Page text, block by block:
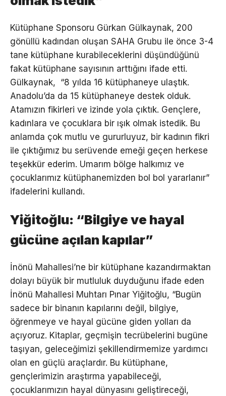
Kütüphane Sponsoru Gürkan Gülkaynak, 200
gönüllü kadından oluşan SAHA Grubu ile önce 3-4
tane kütüphane kurabileceklerini düşündüğünü
fakat kütüphane sayısının arttığını ifade etti.
Gülkaynak, “8 yılda 16 kütüphaneye ulaştık.
Anadolu’da da 15 kütüphaneye destek olduk.
Atamızın fikirleri ve izinde yola çıktık. Gençlere,
kadınlara ve çocuklara bir ışık olmak istedik. Bu
anlamda çok mutlu ve gururluyuz, bir kadının fikri
ile çıktığımız bu serüvende emeği geçen herkese
teşekkür ederim. Umarım bölge halkımız ve
çocuklarımız kütüphanemizden bol bol yararlanır”
ifadelerini kullandı.
Yiğitoğlu: “Bilgiye ve hayal
gücüne açılan kapılar”
İnönü Mahallesi’ne bir kütüphane kazandırmaktan
dolayı büyük bir mutluluk duyduğunu ifade eden
İnönü Mahallesi Muhtarı Pınar Yiğitoğlu, “Bugün
sadece bir binanın kapılarını değil, bilgiye,
öğrenmeye ve hayal gücüne giden yolları da
açıyoruz. Kitaplar, geçmişin tecrübelerini bugüne
taşıyan, geleceğimizi şekillendirmemize yardımcı
olan en güçlü araçlardır. Bu kütüphane,
gençlerimizin araştırma yapabileceği,
çocuklarımızın hayal dünyasını geliştireceği,